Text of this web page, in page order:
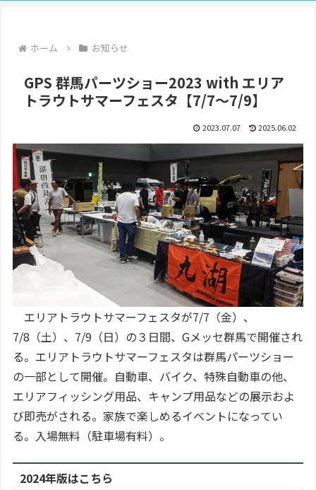
ホーム お知らせ
GPS 群馬パーツショー2023 with エリア
トラウトサマーフェスタ【7/7～7/9】
2023.07.07 2025.06.02
エリアトラウトサマーフェスタが7/7（金）、
7/8（土）、7/9（日）の３日間、Gメッセ群馬で開催され
る。エリアトラウトサマーフェスタは群馬パーツショー
の一部として開催。自動車、バイク、特殊自動車の他、
エリアフィッシング用品、キャンプ用品などの展示およ
び即売がされる。家族で楽しめるイベントになってい
る。入場無料（駐車場有料）。
2024年版はこちら